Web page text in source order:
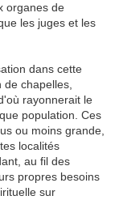
organes de
les juges et les
dans cette
chapelles,
rayonnerait le
population. Ces
ou moins grande,
localités
au fil des
propres besoins
sur